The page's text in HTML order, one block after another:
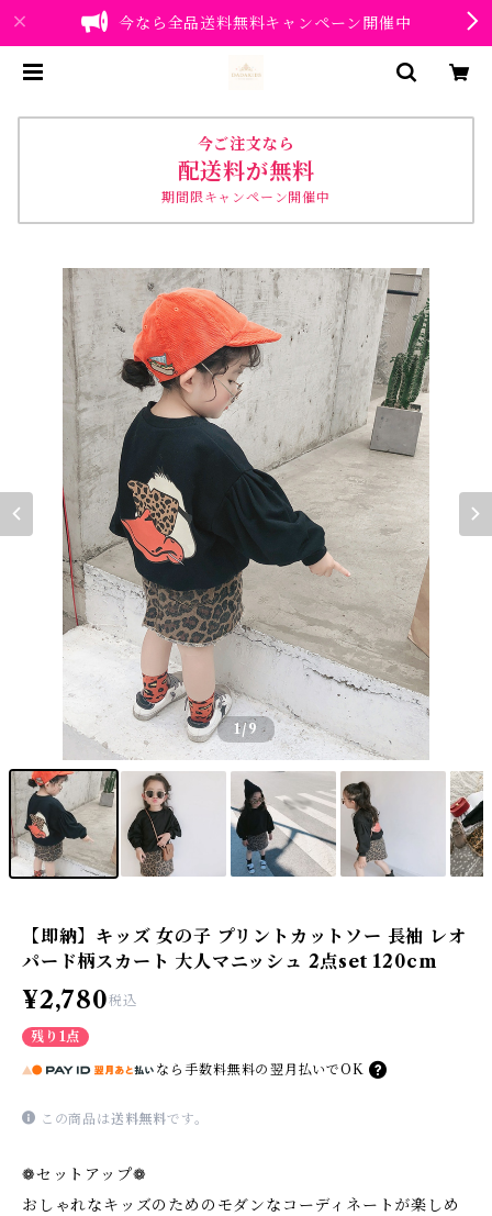
今なら全品送料無料キャンペーン開催中
今ご注文なら
配送料が無料
期間限キャンペーン開催中
1/9
【即納】キッズ 女の子 プリントカットソー 長袖 レオ
パード柄スカート 大人マニッシュ 2点set 120cm
¥2,780税込
残り1点
なら 手数料無料の 翌月払いでOK
この商品は送料無料です。
❁セットアップ❁
おしゃれなキッズのためのモダンなコーディネートが楽しめ